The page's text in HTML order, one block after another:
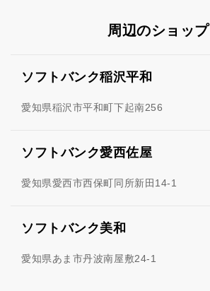
周辺のショップ
ソフトバンク稲沢平和
愛知県稲沢市平和町下起南256
ソフトバンク愛西佐屋
愛知県愛西市西保町同所新田14-1
ソフトバンク美和
愛知県あま市丹波南屋敷24-1